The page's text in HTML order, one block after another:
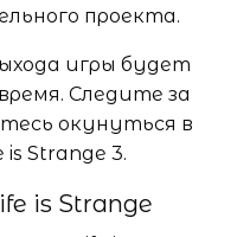
проекта.
игры будет
Следите за
окунуться в
Strange 3.
is Strange